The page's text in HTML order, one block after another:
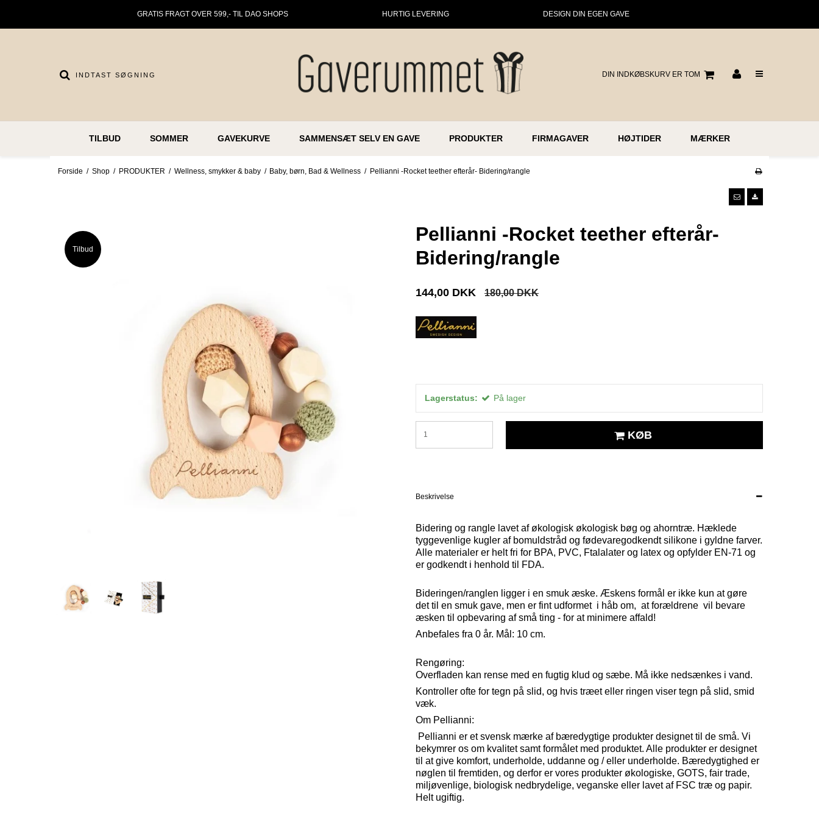
GRATIS FRAGT OVER 599,- TIL DAO SHOPS HURTIG LEVERING DESIGN DIN EGEN GAVE
DIN INDKØBSKURV ER TOM
TILBUD SOMMER GAVEKURVE SAMMENSÆT SELV EN GAVE PRODUKTER FIRMAGAVER HØJTIDER MÆRKER
Forside / Shop / PRODUKTER / Wellness, smykker & baby / Baby, børn, Bad & Wellness / Pellianni -Rocket teether efterår- Bidering/rangle
Tilbud
Pellianni -Rocket teether efterår-
Bidering/rangle
144,00 DKK 180,00 DKK
Lagerstatus: På lager
KØB
Beskrivelse
Bidering og rangle lavet af økologisk økologisk bøg og ahorntræ. Hæklede
tyggevenlige kugler af bomuldstråd og fødevaregodkendt silikone i gyldne farver.
Alle materialer er helt fri for BPA, PVC, Ftalalater og latex og opfylder EN-71 og
er godkendt i henhold til FDA.
Bideringen/ranglen ligger i en smuk æske. Æskens formål er ikke kun at gøre
det til en smuk gave, men er fint udformet i håb om, at forældrene vil bevare
æsken til opbevaring af små ting - for at minimere affald!
Anbefales fra 0 år. Mål: 10 cm.
Rengøring:
Overfladen kan rense med en fugtig klud og sæbe. Må ikke nedsænkes i vand.
Kontroller ofte for tegn på slid, og hvis træet eller ringen viser tegn på slid, smid
væk.
Om Pellianni:
Pellianni er et svensk mærke af bæredygtige produkter designet til de små. Vi
bekymrer os om kvalitet samt formålet med produktet. Alle produkter er designet
til at give komfort, underholde, uddanne og / eller underholde. Bæredygtighed er
nøglen til fremtiden, og derfor er vores produkter økologiske, GOTS, fair trade,
miljøvenlige, biologisk nedbrydelige, veganske eller lavet af FSC træ og papir.
Helt ugiftig.